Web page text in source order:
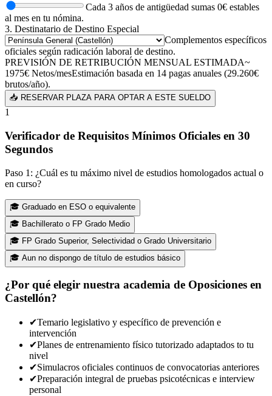
Cada 3 años de antigüedad sumas 0€ estables
al mes en tu nómina.
3. Destinatario de Destino Especial
Complementos específicos
oficiales según radicación laboral de destino.
PREVISIÓN DE RETRIBUCIÓN MENSUAL ESTIMADA~
1975€ Netos/mesEstimación basada en 14 pagas anuales (29.260€
brutos/año).
📥 RESERVAR PLAZA PARA OPTAR A ESTE SUELDO
1
Verificador de Requisitos Mínimos Oficiales en 30
Segundos
Paso 1: ¿Cuál es tu máximo nivel de estudios homologados actual o
en curso?
🎓 Graduado en ESO o equivalente
🎓 Bachillerato o FP Grado Medio
🎓 FP Grado Superior, Selectividad o Grado Universitario
🎓 Aun no dispongo de título de estudios básico
¿Por qué elegir nuestra academia de Oposiciones en
Castellón?
✔Temario legislativo y específico de prevención e
intervención
✔Planes de entrenamiento físico tutorizado adaptados to tu
nivel
✔Simulacros oficiales continuos de convocatorias anteriores
✔Preparación integral de pruebas psicotécnicas e interview
personal